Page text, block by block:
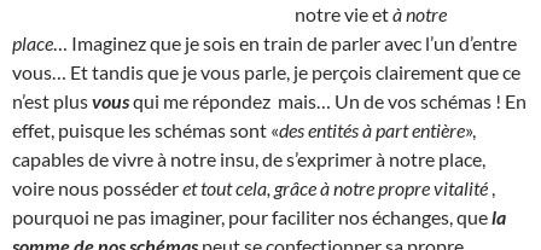
notre vie età notre
place … Imaginez que je sois en train de parler avec l’un d’entre
vous… Et tandis que je vous parle, je perçois clairement que ce
n’est plusvousqui me répondez mais… Un de vos schémas ! En
effet, puisque les schémas sont «des entités à part entière»,
capables de vivre à notre insu, de s’exprimer à notre place,
voire nous posséderet tout cela, grâce à notre propre vitalité
pourquoi ne pas imaginer, pour faciliter nos échanges, quela
somme de nos schémas peut se confectionner sa propre